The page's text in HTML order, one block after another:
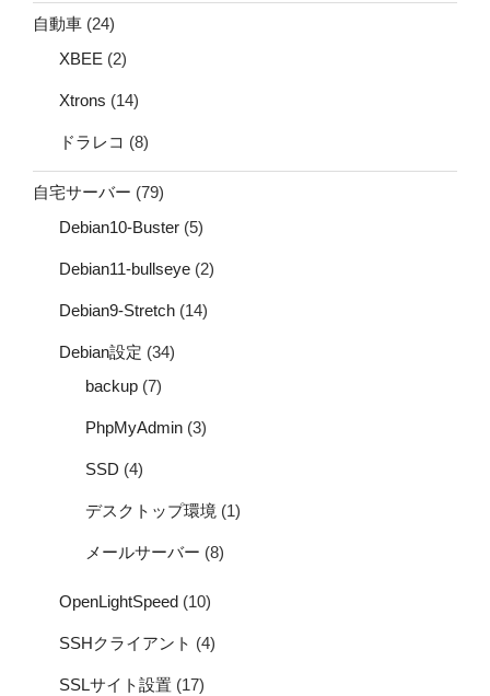
自動車 (24)
XBEE (2)
Xtrons (14)
ドラレコ (8)
自宅サーバー (79)
Debian10-Buster (5)
Debian11-bullseye (2)
Debian9-Stretch (14)
Debian設定 (34)
backup (7)
PhpMyAdmin (3)
SSD (4)
デスクトップ環境 (1)
メールサーバー (8)
OpenLightSpeed (10)
SSHクライアント (4)
SSLサイト設置 (17)